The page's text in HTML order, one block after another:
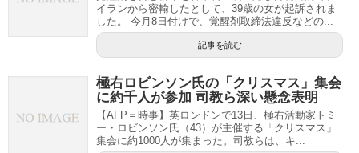
イランから密輸したとして、39歳の女が起訴されま
した。 今月8日付けで、覚醒剤取締法違反などの...
記事を読む
極右ロビンソン氏の「クリスマス」集会
に約千人が参加 司教ら深い懸念表明
【AFP＝時事】英ロンドンで13日、極右活動家トミ
ー・ロビンソン氏（43）が主催する「クリスマス」
集会に約1000人が集まった。司教らは、キ...